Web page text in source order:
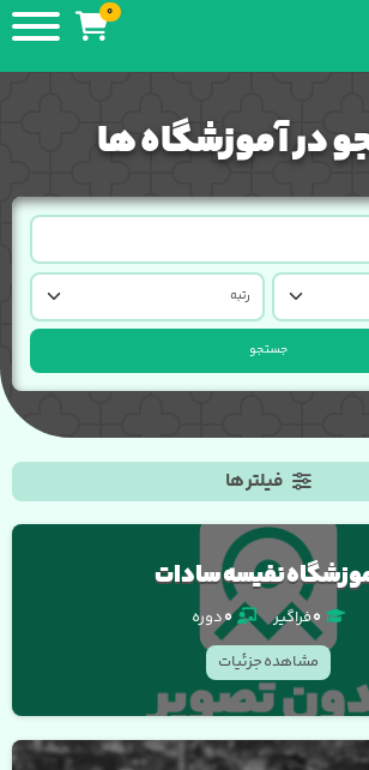
0
در آموزشگاه ها
جستجو
فیلتر ها
نفیسه سادات
0فراگیر 0دوره
مشاهده جزئیات